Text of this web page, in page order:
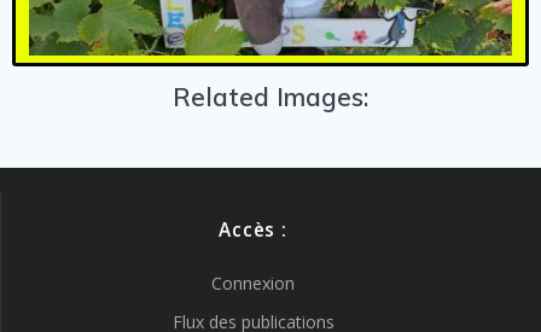
Related Images:
Accès :
Connexion
Flux des publications